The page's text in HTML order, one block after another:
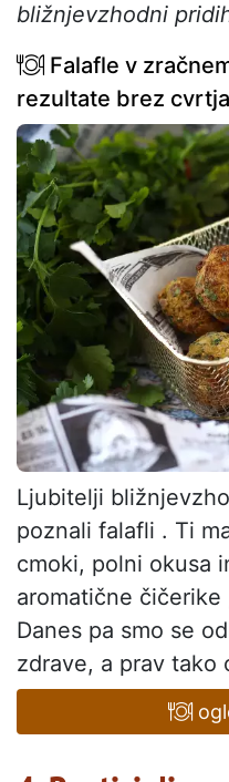
bližnjevzhodni
Falafle v
rezultate brez
Ljubitelji
poznali falafli . Ti
cmoki, polni okusa
aromatične
Danes pa smo se
zdrave, a prav tako